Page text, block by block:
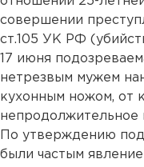
совершении
ст.105 УК РФ
17 июня
нетрезвым мужем
кухонным ножом, от
непродолжительное
По утверждению
были частым